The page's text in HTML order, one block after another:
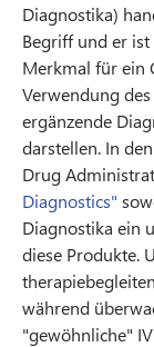
Diagnostika)
Begriff und er
Merkmal für ein
Verwendung
ergänzende
darstellen. In
Drug
Diagnostics"
Diagnostika ein
diese Produkte.
während
"gewöhnliche"